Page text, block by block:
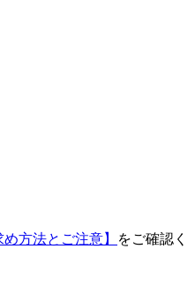
め方法とご注意】
をご確認く